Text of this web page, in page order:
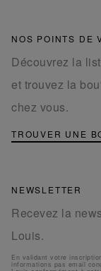
NOS POINTS DE
Découvrez la
et trouvez la
chez vous.
TROUVER UNE
NEWSLETTER
Recevez la
Louis.
En validant votre
informations pas email